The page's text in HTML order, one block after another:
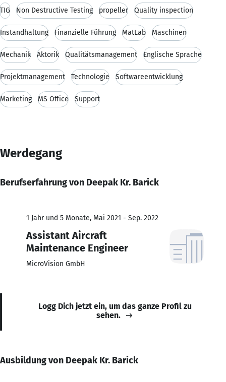
TIG Non Destructive Testing propeller Quality inspection
Instandhaltung Finanzielle Führung MatLab Maschinen
Mechanik Aktorik Qualitätsmanagement Englische Sprache
Projektmanagement Technologie Softwareentwicklung
Marketing MS Office Support
Werdegang
Berufserfahrung von Deepak Kr. Barick
1 Jahr und 5 Monate, Mai 2021 - Sep. 2022
Assistant Aircraft
Maintenance Engineer
MicroVision GmbH
Logg Dich jetzt ein, um das ganze Profil zu
sehen.
Ausbildung von Deepak Kr. Barick